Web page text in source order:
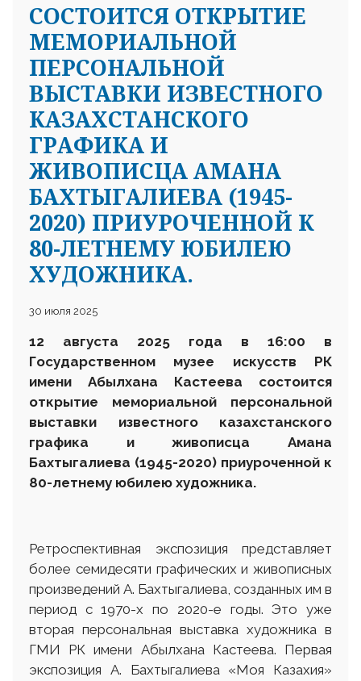
СОСТОИТСЯ ОТКРЫТИЕ
МЕМОРИАЛЬНОЙ
ПЕРСОНАЛЬНОЙ
ВЫСТАВКИ ИЗВЕСТНОГО
КАЗАХСТАНСКОГО
ГРАФИКА И
ЖИВОПИСЦА АМАНА
БАХТЫГАЛИЕВА (1945-
2020) ПРИУРОЧЕННОЙ К
80-ЛЕТНЕМУ ЮБИЛЕЮ
ХУДОЖНИКА.
30 июля 2025
12 августа 2025 года в 16:00 в
Государственном музее искусств РК
имени Абылхана Кастеева состоится
открытие мемориальной персональной
выставки известного казахстанского
графика и живописца Амана
Бахтыгалиева (1945-2020) приуроченной к
80-летнему юбилею художника.
Ретроспективная экспозиция представляет
более семидесяти графических и живописных
произведений А. Бахтыгалиева, созданных им в
период с 1970-х по 2020-е годы. Это уже
вторая персональная выставка художника в
ГМИ РК имени Абылхана Кастеева. Первая
экспозиция А. Бахтыгалиева «Моя Казахия»